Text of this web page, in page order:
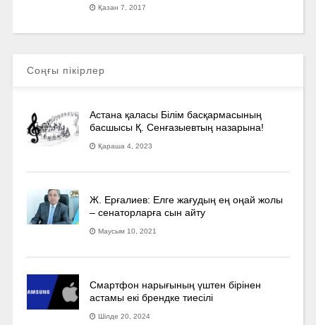
Қазан 7, 2017
Соңғы пікірлер
Астана қаласы Білім басқармасының
басшысы Қ. Сенғазыевтың назарына!
Қараша 4, 2023
Ж. Ерғалиев: Елге жағудың ең оңай жолы
– сенаторларға сын айту
Маусым 10, 2021
Смартфон нарығының үштен бірінен
астамы екі брендке тиесілі
Шілде 20, 2024